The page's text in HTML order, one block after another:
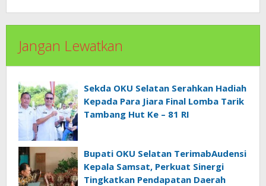
Jangan Lewatkan
Sekda OKU Selatan Serahkan Hadiah
Kepada Para Jiara Final Lomba Tarik
Tambang Hut Ke – 81 RI
Bupati OKU Selatan TerimabAudensi
Kepala Samsat, Perkuat Sinergi
Tingkatkan Pendapatan Daerah